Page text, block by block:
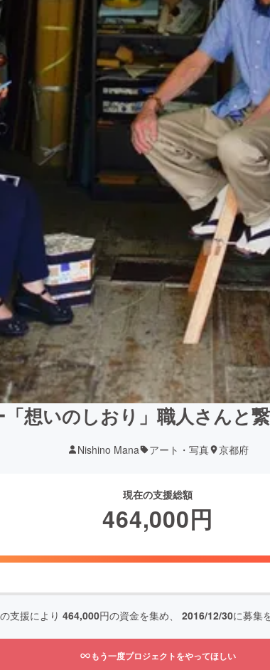
想いのしおり」職人さんと
Nishino Mana アート・写真 京都府
現在の支援総額
464,000円
支援により 464,000円の資金を集め、 2016/12/30に募集
もう一度プロジェクトをやってほしい